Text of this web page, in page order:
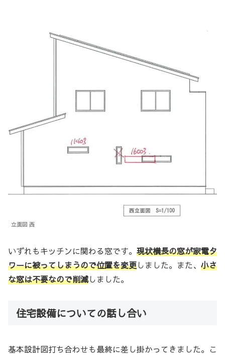
立面図 西
いずれもキッチンに関わる窓です。 現状横長の窓が家電タ
ワーに被ってしまうので位置を変更しました。また、 小さ
な窓は不要なので削減しました。
住宅設備についての話し合い
基本設計図打ち合わせも最終に差し掛かってきました。こ